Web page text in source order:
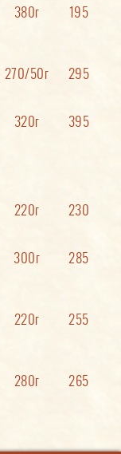
380г 195
270/50г 295
320г 395
220г 230
300г 285
220г 255
280г 265